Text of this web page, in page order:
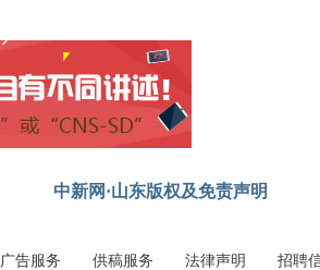
中新网·山东版权及免责声明
广告服务 供稿服务 法律声明 招聘